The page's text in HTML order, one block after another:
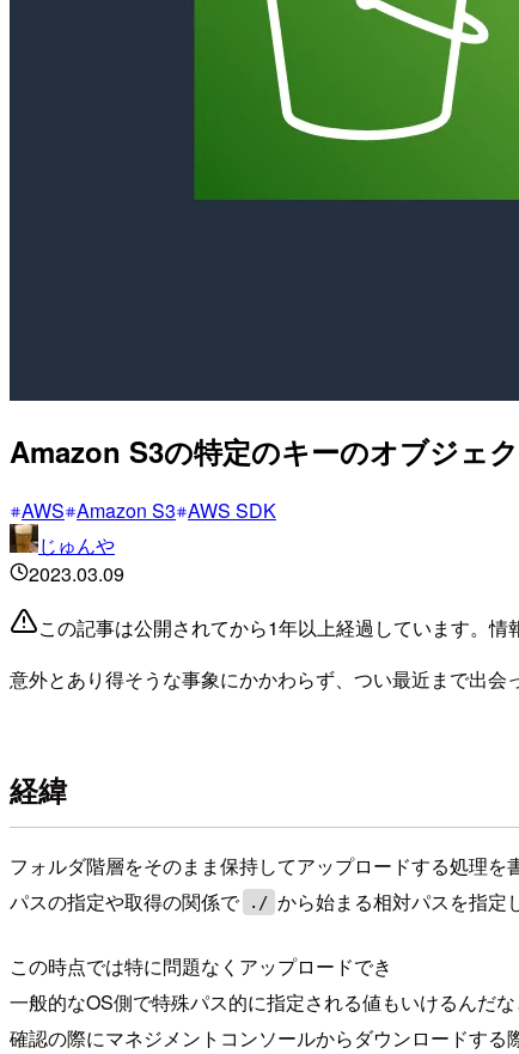
Amazon S3の特定のキーのオブジェ
AWS Amazon S3 AWS SDK
じゅんや
2023.03.09
この記事は公開されてから1年以上経過しています。情
意外とあり得そうな事象にかかわらず、つい最近まで出会
経緯
フォルダ階層をそのまま保持してアップロードする処理を
パスの指定や取得の関係で
./ から始まる相対パスを指定
この時点では特に問題なくアップロードでき
一般的なOS側で特殊パス的に指定される値もいけるんだ
確認の際にマネジメントコンソールからダウンロードする